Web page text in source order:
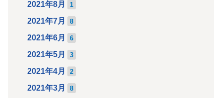
2021年8月 1
2021年7月 8
2021年6月 6
2021年5月 3
2021年4月 2
2021年3月 8